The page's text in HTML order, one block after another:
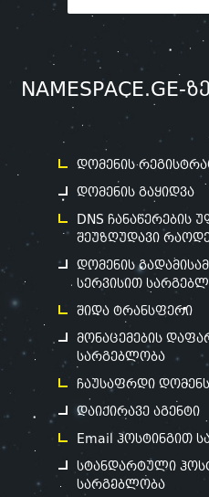
დომენის
დომენის გაყიდვა
DNS ჩანაწერების
შეუზღუდავი
დომენის
სერვისით
შიდა ტრანსფერი
მონაცემების
სარგებლობა
ჩაუსაფრდი დომენს
დაიქირავე აგენტი
Email ჰოსტინგით
სტანდარტული
სარგებლობა